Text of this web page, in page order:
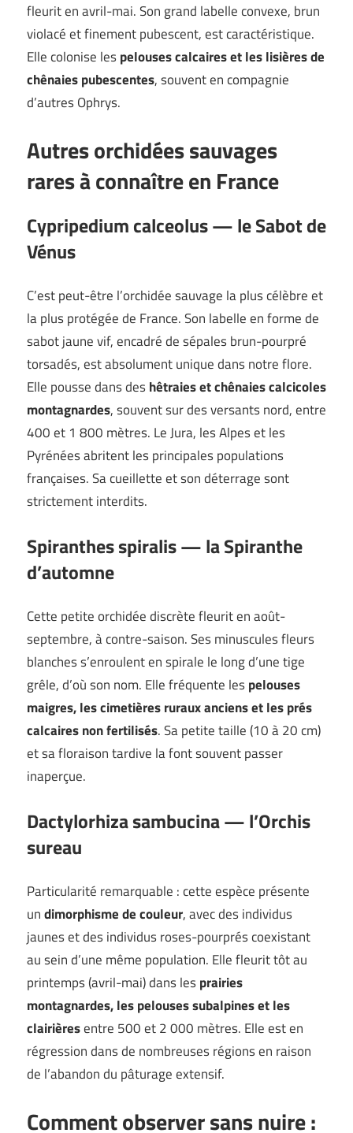
fleurit en avril-mai. Son grand labelle convexe, brun
violacé et finement pubescent, est caractéristique.
Elle colonise lespelouses calcaires et les lisières de
chênaies pubescentes, souvent en compagnie
d’autres Ophrys.
Autres orchidées sauvages
rares à connaître en France
Cypripedium calceolus — le Sabot de
Vénus
C’est peut-être l’orchidée sauvage la plus célèbre et
la plus protégée de France. Son labelle en forme de
sabot jaune vif, encadré de sépales brun-pourpré
torsadés, est absolument unique dans notre flore.
Elle pousse dans deshêtraies et chênaies calcicoles
montagnardes, souvent sur des versants nord, entre
400 et 1 800 mètres. Le Jura, les Alpes et les
Pyrénées abritent les principales populations
françaises. Sa cueillette et son déterrage sont
strictement interdits.
Spiranthes spiralis — la Spiranthe
d’automne
Cette petite orchidée discrète fleurit en août-
septembre, à contre-saison. Ses minuscules fleurs
blanches s’enroulent en spirale le long d’une tige
grêle, d’où son nom. Elle fréquente lespelouses
maigres, les cimetières ruraux anciens et les prés
calcaires non fertilisés. Sa petite taille (10 à 20 cm)
et sa floraison tardive la font souvent passer
inaperçue.
Dactylorhiza sambucina — l’Orchis
sureau
Particularité remarquable : cette espèce présente
undimorphisme de couleur, avec des individus
jaunes et des individus roses-pourprés coexistant
au sein d’une même population. Elle fleurit tôt au
printemps (avril-mai) dans lesprairies
montagnardes, les pelouses subalpines et les
clairièresentre 500 et 2 000 mètres. Elle est en
régression dans de nombreuses régions en raison
de l’abandon du pâturage extensif.
Comment observer sans nuire :